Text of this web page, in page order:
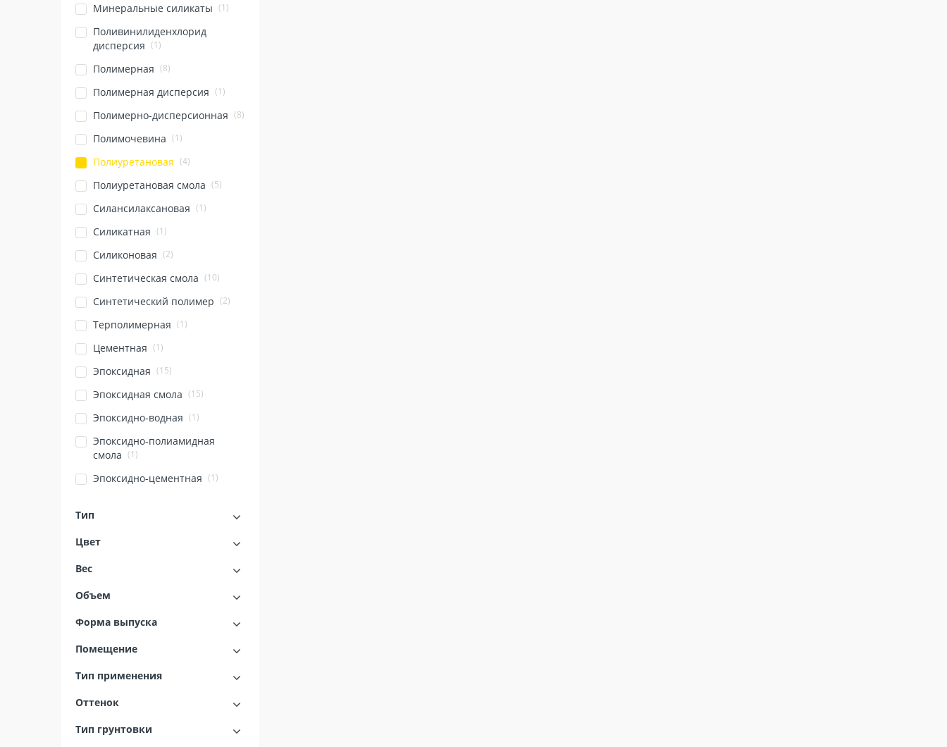
Минеральные силикаты (1)
Поливинилиденхлорид
дисперсия (1)
Полимерная (8)
Полимерная дисперсия (1)
Полимерно-дисперсионная (8)
Полимочевина (1)
Полиуретановая (4)
Полиуретановая смола (5)
Силансилаксановая (1)
Силикатная (1)
Силиконовая (2)
Синтетическая смола (10)
Синтетический полимер (2)
Терполимерная (1)
Цементная (1)
Эпоксидная (15)
Эпоксидная смола (15)
Эпоксидно-водная (1)
Эпоксидно-полиамидная
смола (1)
Эпоксидно-цементная (1)
Тип
Цвет
Вес
Объем
Форма выпуска
Помещение
Тип применения
Оттенок
Тип грунтовки